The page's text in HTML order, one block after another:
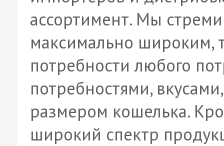
ассортимент. Мы
максимально широким,
потребности любого
потребностями,
размером кошелька.
широкий спектр